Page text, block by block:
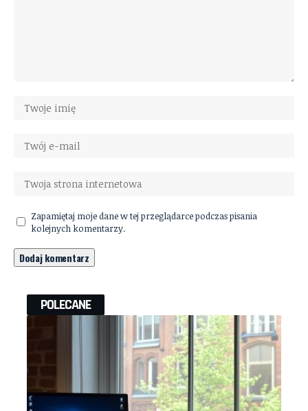
Zapamiętaj moje dane w tej przeglądarce podczas pisania
kolejnych komentarzy.
POLECANE